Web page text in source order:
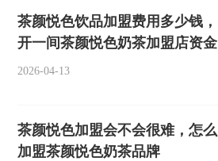
茶颜悦色饮品加盟费用多少钱，
开一间茶颜悦色奶茶加盟店资金
2026-04-13
茶颜悦色加盟会不会很难，怎么
加盟茶颜悦色奶茶品牌